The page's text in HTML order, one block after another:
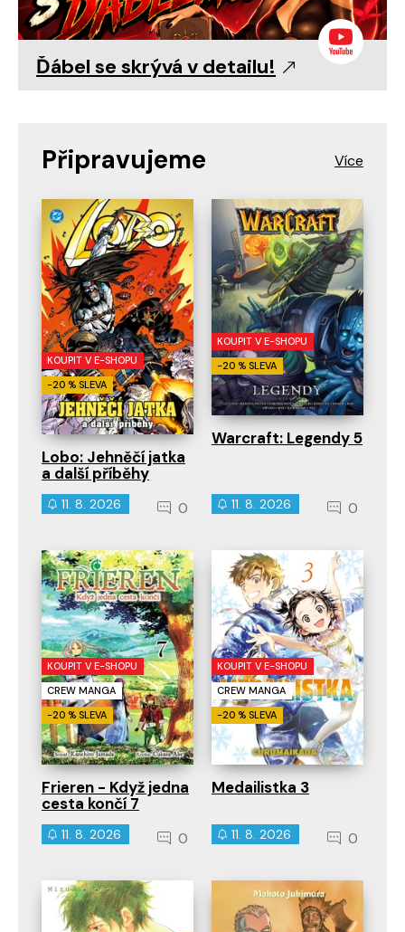
Ďábel se skrývá v detailu!
Připravujeme
KOUPIT V E-SHOPU
-20 % SLEVA
Lobo: Jehněčí jatka
a další příběhy
11. 8. 2026 0
KOUPIT V E-SHOPU
-20 % SLEVA
Warcraft: Legendy 5
11. 8. 2026 0
KOUPIT V E-SHOPU
CREW MANGA
-20 % SLEVA
Frieren - Když jedna
cesta končí 7
11. 8. 2026 0
KOUPIT V E-SHOPU
CREW MANGA
-20 % SLEVA
Medailistka 3
11. 8. 2026 0